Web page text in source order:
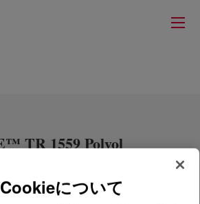
TR 1559 Polyol
について